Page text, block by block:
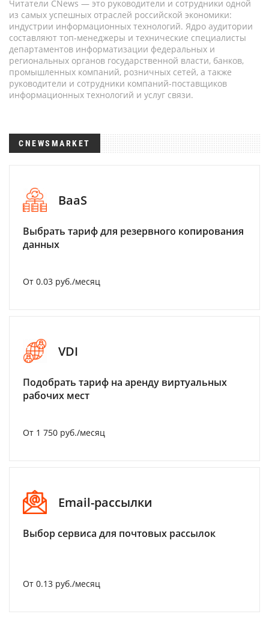
Читатели CNews — это руководители и сотрудники одной
из самых успешных отраслей российской экономики:
индустрии информационных технологий. Ядро аудитории
составляют топ-менеджеры и технические специалисты
департаментов информатизации федеральных и
региональных органов государственной власти, банков,
промышленных компаний, розничных сетей, а также
руководители и сотрудники компаний-поставщиков
информационных технологий и услуг связи.
CNEWSMARKET
BaaS
Выбрать тариф для резервного копирования
данных
От 0.03 руб./месяц
VDI
Подобрать тариф на аренду виртуальных
рабочих мест
От 1 750 руб./месяц
Email-рассылки
Выбор сервиса для почтовых рассылок
От 0.13 руб./месяц